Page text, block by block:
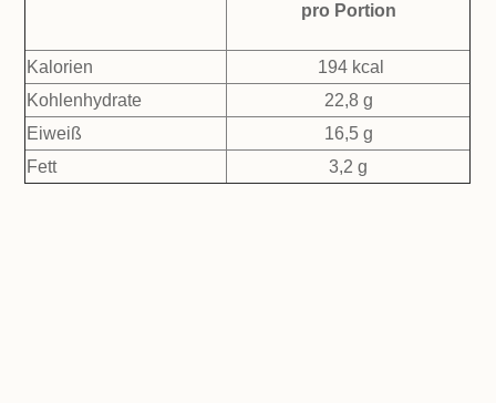
pro Portion
Kalorien
194 kcal
Kohlenhydrate
22,8 g
Eiweiß
16,5 g
Fett
3,2 g